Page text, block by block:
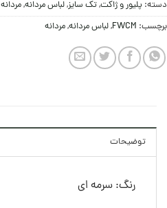
دسته: پليور و ژاکت,تک سایز,لباس مردانه,مردانه
برچسب: FWCM
,لباس مردانه,مردانه
توضیحات
رنگ: سرمه ای